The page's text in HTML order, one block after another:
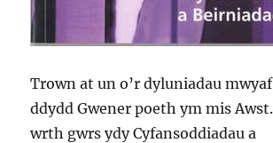
Trown at un o’r dyluniadau
ddydd Gwener poeth ym mis
wrth gwrs ydy Cyfansoddiadau a